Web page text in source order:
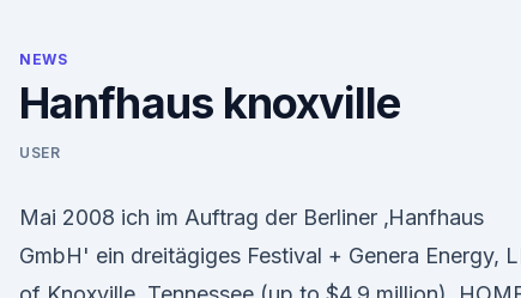
NEWS
Hanfhaus knoxville
USER
Mai 2008 ich im Auftrag der Berliner ‚Hanfhaus
GmbH' ein dreitägiges Festival + Genera Energy,